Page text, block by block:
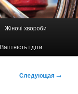
Жіночі хвороби
Вагітність і діти
Следующая →